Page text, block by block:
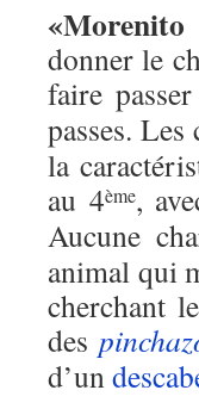
donner le
faire
passes.
la
au 4ème,
Aucune
animal qui
cherchant
des
d’un